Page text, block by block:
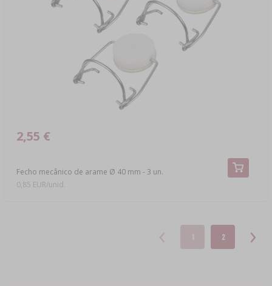
Fecho mecânico de arame Ø 40 mm - 3 un.
2,55 €
0,85 EUR/unid.
1 2